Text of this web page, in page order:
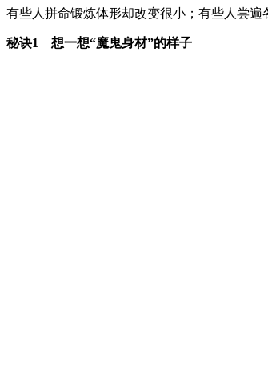
有些人拼命锻炼体形却改变很小；有些人尝
秘诀1 想一想“魔鬼身材”的样子